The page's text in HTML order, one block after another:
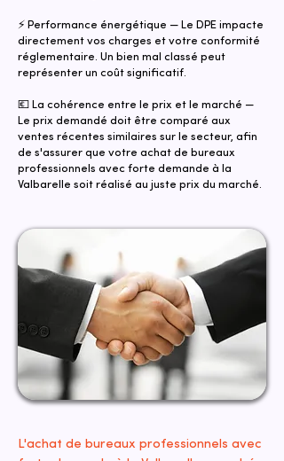
⚡ Performance énergétique — Le DPE impacte
directement vos charges et votre conformité
réglementaire. Un bien mal classé peut
représenter un coût significatif.
💶 La cohérence entre le prix et le marché —
Le prix demandé doit être comparé aux
ventes récentes similaires sur le secteur, afin
de s'assurer que votre achat de bureaux
professionnels avec forte demande à la
Valbarelle soit réalisé au juste prix du marché.
L'achat de bureaux professionnels avec